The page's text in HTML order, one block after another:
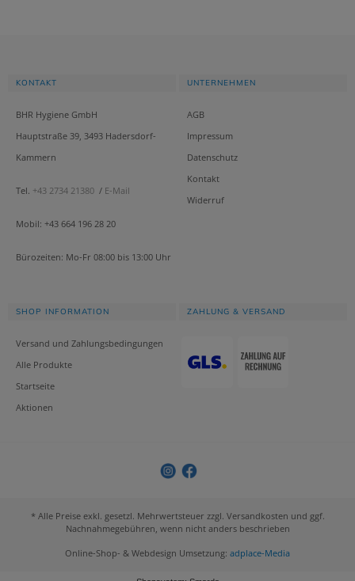
KONTAKT
BHR Hygiene GmbH
Hauptstraße 39, 3493 Hadersdorf-
Kammern
Tel. +43 2734 21380 / E-Mail
Mobil: +43 664 196 28 20
Bürozeiten: Mo-Fr 08:00 bis 13:00 Uhr
UNTERNEHMEN
AGB
Impressum
Datenschutz
Kontakt
Widerruf
SHOP INFORMATION
Versand und Zahlungsbedingungen
Alle Produkte
Startseite
Aktionen
ZAHLUNG & VERSAND
* Alle Preise exkl. gesetzl. Mehrwertsteuer zzgl. Versandkosten und ggf.
Nachnahmegebühren, wenn nicht anders beschrieben
Online-Shop- & Webdesign Umsetzung: adplace-Media